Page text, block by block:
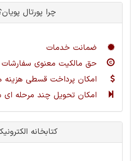
چرا پورتال
ضمانت خدمات
حق مالکیت معنوی سفارشات
امکان پرداخت قسطی هزینه
امکان تحویل چند مرحله
کتابخانه